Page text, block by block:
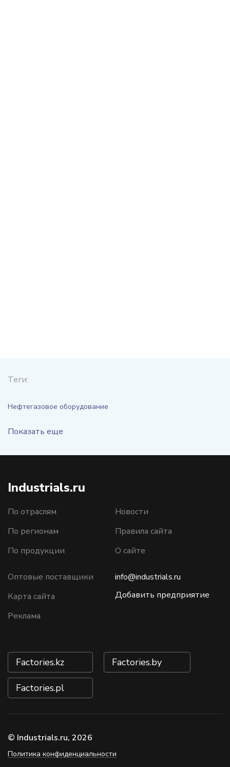
Теги:
Нефтегазовое оборудование
Показать еще
Industrials.ru
По отраслям
По регионам
По продукции
Новости
Правила сайта
О сайте
Оптовые поставщики
Карта сайта
Реклама
info@industrials.ru
Добавить предприятие
Factories.kz Factories.by
Factories.pl
© Industrials.ru, 2026
Политика конфиденциальности